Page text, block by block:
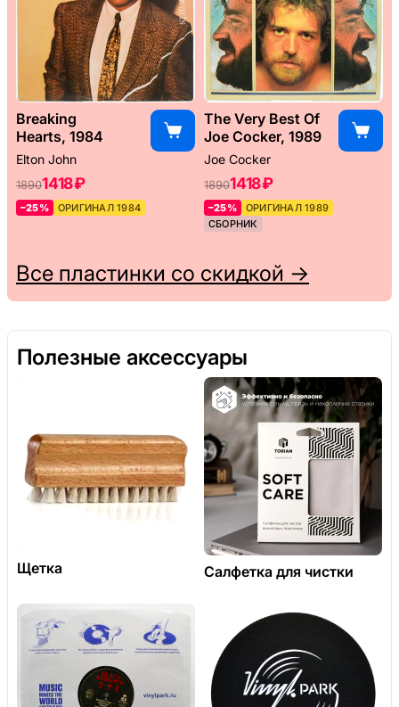
Breaking
Hearts, 1984
Elton John
18901418 ₽
–25% ОРИГИНАЛ 1984
The Very Best Of
Joe Cocker, 1989
Joe Cocker
18901418 ₽
–25%
ОРИГИНАЛ 1989
СБОРНИК
Все пластинки со скидкой →
Полезные аксессуары
Щетка Салфетка для чистки